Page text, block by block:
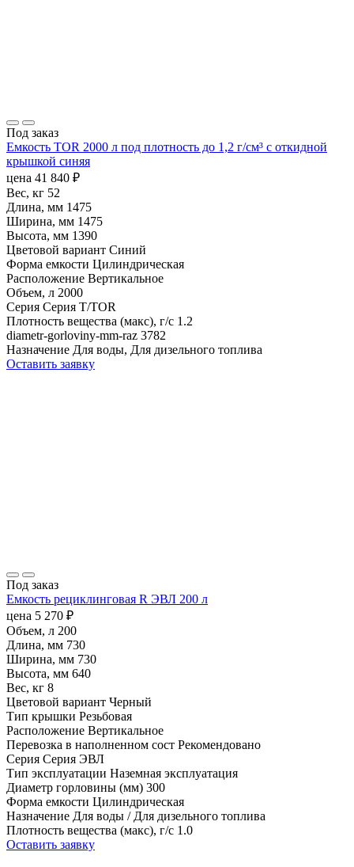
Под заказ
Емкость TOR 2000 л под плотность до 1,2 г/см³ с откидной
крышкой синяя
цена 41 840 ₽
Вес, кг 52
Длина, мм 1475
Ширина, мм 1475
Высота, мм 1390
Цветовой вариант Синий
Форма емкости Цилиндрическая
Расположение Вертикальное
Объем, л 2000
Серия Серия T/TOR
Плотность вещества (макс), г/с 1.2
diametr-gorloviny-mm-raz 3782
Назначение Для воды, Для дизельного топлива
Оставить заявку
Под заказ
Емкость рециклинговая R ЭВЛ 200 л
цена 5 270 ₽
Объем, л 200
Длина, мм 730
Ширина, мм 730
Высота, мм 640
Вес, кг 8
Цветовой вариант Черный
Тип крышки Резьбовая
Расположение Вертикальное
Перевозка в наполненном сост Рекомендовано
Серия Серия ЭВЛ
Тип эксплуатации Наземная эксплуатация
Диаметр горловины (мм) 300
Форма емкости Цилиндрическая
Назначение Для воды / Для дизельного топлива
Плотность вещества (макс), г/с 1.0
Оставить заявку